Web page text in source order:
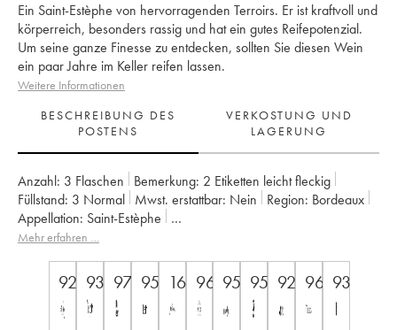
Ein Saint-Estèphe von hervorragenden Terroirs. Er ist kraftvoll und
körperreich, besonders rassig und hat ein gutes Reifepotenzial.
Um seine ganze Finesse zu entdecken, sollten Sie diesen Wein
ein paar Jahre im Keller reifen lassen.
Weitere Informationen
BESCHREIBUNG DES
POSTENS
VERKOSTUNG UND
LAGERUNG
Anzahl: 3 Flaschen Bemerkung: 2 Etiketten leicht fleckig
Füllstand: 3 Normal Mwst. erstattbar: nein Region:
Bordeaux
Appellation:
Saint-Estèphe
Klassifizierung:
Mehr erfahren …
92 93 97 95 16.596 95 95 92+ 96 93